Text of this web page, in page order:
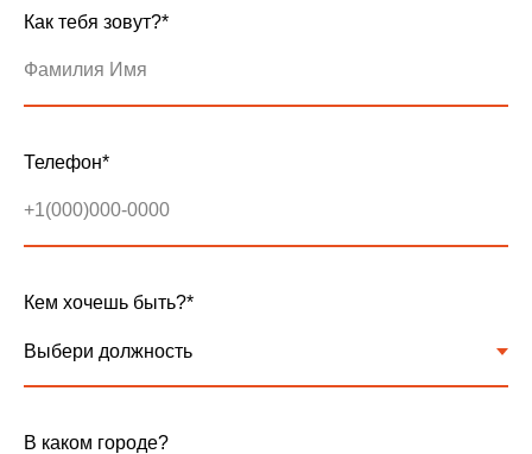
финансовые амбиции в
современной фуд-тех
Как тебя зовут?*
Телефон*
Кем хочешь быть?*
В каком городе?